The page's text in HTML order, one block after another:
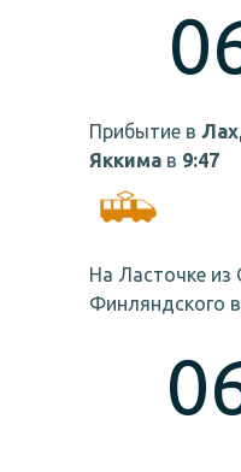
На Ласточке из
Финляндского
Прибытие в
Яккима в 9:47